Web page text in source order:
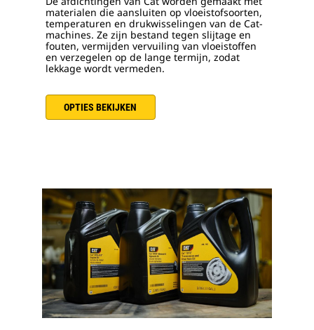
materialen die aansluiten op vloeistofsoorten,
temperaturen en drukwisselingen van de Cat-
machines. Ze zijn bestand tegen slijtage en
fouten, vermijden vervuiling van vloeistoffen
en verzegelen op de lange termijn, zodat
lekkage wordt vermeden.
OPTIES BEKIJKEN